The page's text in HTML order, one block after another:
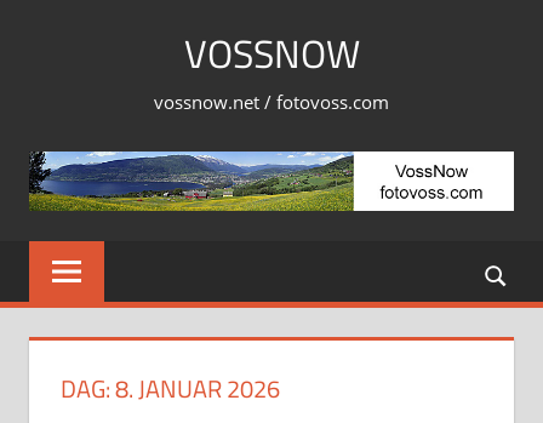
VOSSNOW
vossnow.net / fotovoss.com
DAG:8. JANUAR 2026